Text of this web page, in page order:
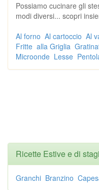
Possiamo cucinare gli
modi diversi... scopri
Al forno Al cartoccio Al
Fritte alla Griglia
Microonde Lesse
Ricette Estive e di
Granchi Branzino